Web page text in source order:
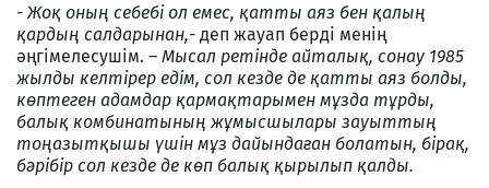
- Жоқ оның себебі ол емес, қатты аяз бен қалың
қардың салдарынан,- деп жауап берді менің
әңгімелесушім. – Мысал ретінде айталық, сонау 1985
жылды келтірер едім, сол кезде де қатты аяз болды,
көптеген адамдар қармақтарымен мұзда тұрды,
балық комбинатының жұмысшылары зауыттың
тоңазытқышы үшін мұз дайындаған болатын, бірақ,
бәрібір сол кезде де көп балық қырылып қалды.